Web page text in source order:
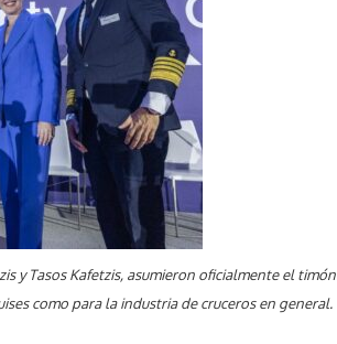
y Tasos Kafetzis, asumieron oficialmente el timón
como para la industria de cruceros en general.